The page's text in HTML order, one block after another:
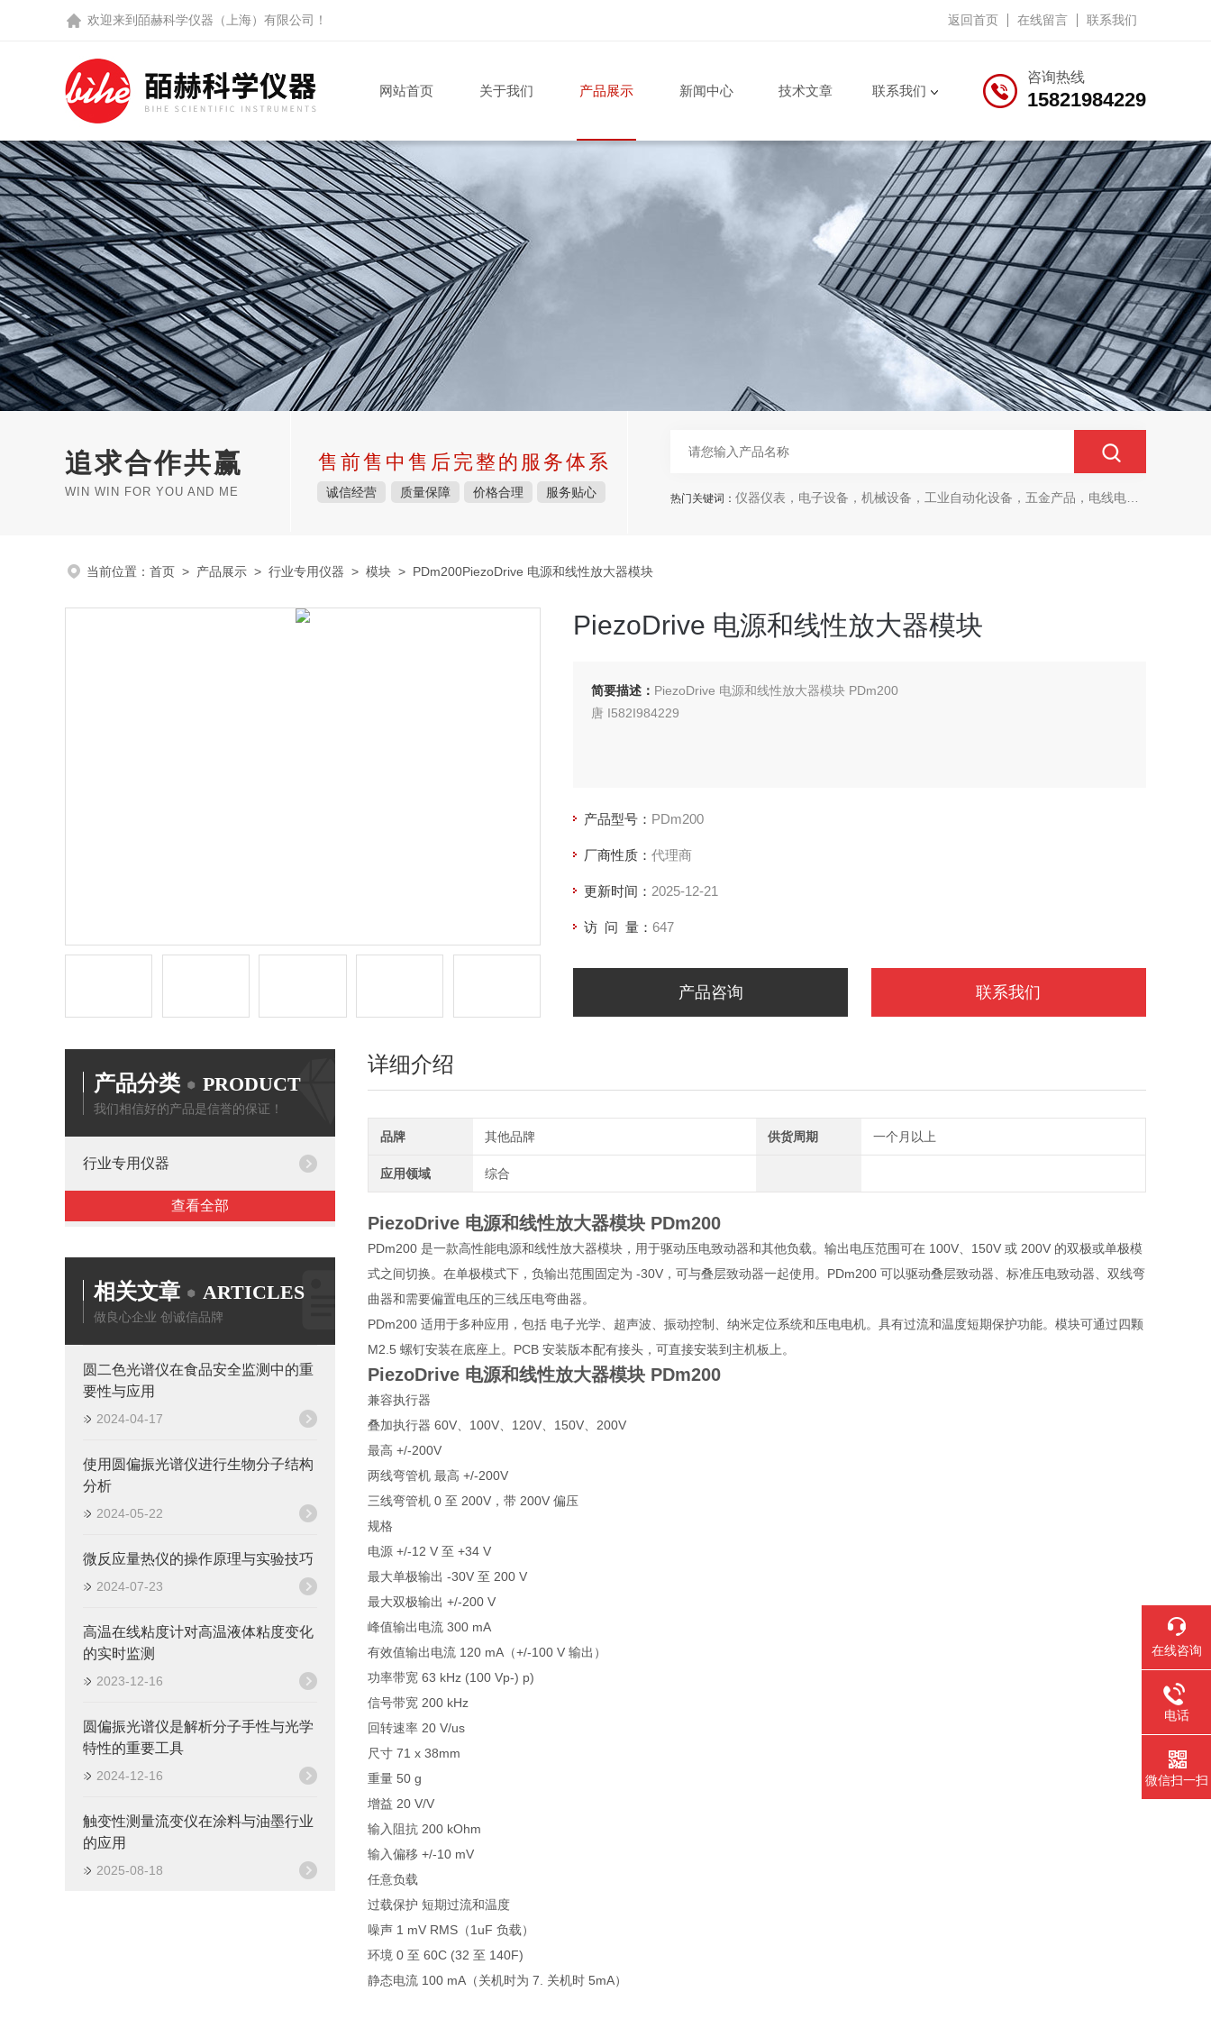
欢迎来到 皕赫科学仪器（上海）有限公司 ！ 返回首页 在线留言 联系我们
咨询热线
15821984229
网站首页 关于我们 产品展示 新闻中心 技术文章 联系我们
追求合作共赢
WIN WIN FOR YOU AND ME
售前售中售后完整的服务体系
诚信经营 质量保障 价格合理 服务贴心 热门关键词： 仪器仪表，电子设备，机械设备，工业自动化设备，五金产品，电线电缆，金属材料，电子
当前位置： 首页 > 产品展示 > 行业专用仪器 > 模块 > PDm200PiezoDrive 电源和线性放大器模块
PiezoDrive 电源和线性放大器模块
简要描述： PiezoDrive 电源和线性放大器模块 PDm200
唐 I582I984229
产品型号： PDm200
厂商性质： 代理商
更新时间： 2025-12-21
访 问 量： 647
产品咨询 联系我们
产品分类 PRODUCT
我们相信好的产品是信誉的保证！
行业专用仪器
查看全部
相关文章 ARTICLES
做良心企业 创诚信品牌
圆二色光谱仪在食品安全监测中的重
要性与应用
2024-04-17
使用圆偏振光谱仪进行生物分子结构
分析
2024-05-22
微反应量热仪的操作原理与实验技巧
2024-07-23
高温在线粘度计对高温液体粘度变化
的实时监测
2023-12-16
圆偏振光谱仪是解析分子手性与光学
特性的重要工具
2024-12-16
触变性测量流变仪在涂料与油墨行业
的应用
2025-08-18
详细介绍
品牌 其他品牌 供货周期 一个月以上
应用领域 综合
PiezoDrive 电源和线性放大器模块 PDm200
PDm200 是一款高性能电源和线性放大器模块，用于驱动压电致动器和其他负载。输出电压范围可在 100V、150V 或 200V 的双极或单极模
式之间切换。在单极模式下，负输出范围固定为 -30V，可与叠层致动器一起使用。PDm200 可以驱动叠层致动器、标准压电致动器、双线弯
曲器和需要偏置电压的三线压电弯曲器。
PDm200 适用于多种应用，包括 电子光学、超声波、振动控制、纳米定位系统和压电电机。具有过流和温度短期保护功能。模块可通过四颗
M2.5 螺钉安装在底座上。PCB 安装版本配有接头，可直接安装到主机板上。
PiezoDrive 电源和线性放大器模块 PDm200
兼容执行器
叠加执行器 60V、100V、120V、150V、200V
最高 +/-200V
两线弯管机 最高 +/-200V
三线弯管机 0 至 200V，带 200V 偏压
规格
电源 +/-12 V 至 +34 V
最大单极输出 -30V 至 200 V
最大双极输出 +/-200 V
峰值输出电流 300 mA
有效值输出电流 120 mA（+/-100 V 输出）
功率带宽 63 kHz (100 Vp-) p)
信号带宽 200 kHz
回转速率 20 V/us
尺寸 71 x 38mm
重量 50 g
增益 20 V/V
输入阻抗 200 kOhm
输入偏移 +/-10 mV
任意负载
过载保护 短期过流和温度
噪声 1 mV RMS（1uF 负载）
环境 0 至 60C (32 至 140F)
静态电流 100 mA（关机时为 7. 关机时 5mA）
在线咨询
电话
微信扫一扫